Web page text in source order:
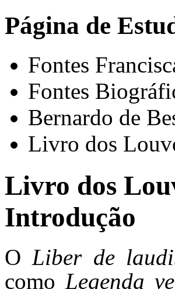
Página de
Fontes
Fontes
Bernardo de
Livro dos
Livro dos
Introdução
OLiber de
como Legenda